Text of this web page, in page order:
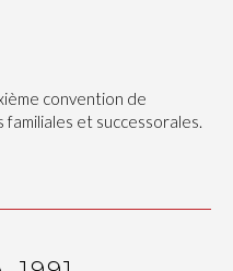
convention de
familiales et successorales.